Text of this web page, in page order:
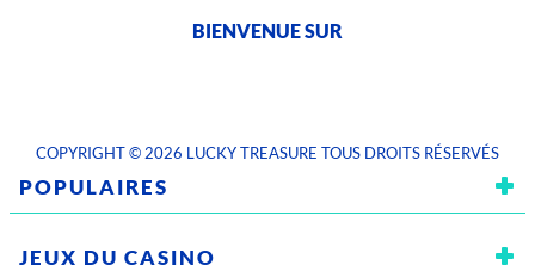
BIENVENUE SUR
COPYRIGHT © 2026 LUCKY TREASURE TOUS DROITS RÉSERVÉS
POPULAIRES
JEUX DU CASINO